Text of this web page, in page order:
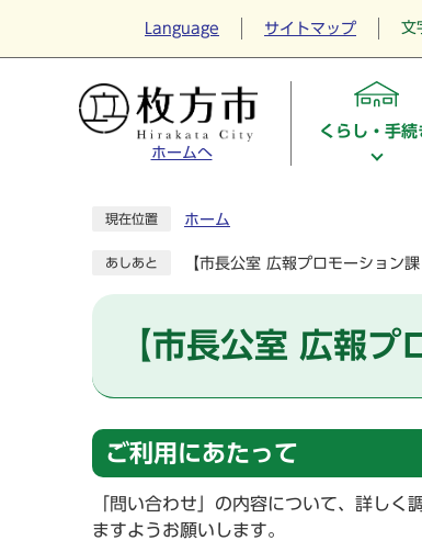
Language サイトマップ 文
ホームへ
くらし・手続
現在位置 ホーム
あしあと 【市長公室 広報プロモーション
【市長公室 広報
ご利用にあたって
「問い合わせ」の内容について、詳し
ますようお願いします。